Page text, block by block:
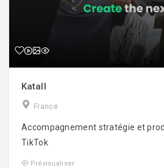
Katall
France
Accompagnement stratégie et
TikTok
Prévisualiser